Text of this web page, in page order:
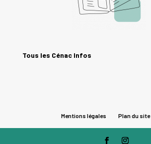
Tous les Cénac Infos
Mentions légales Plan du site